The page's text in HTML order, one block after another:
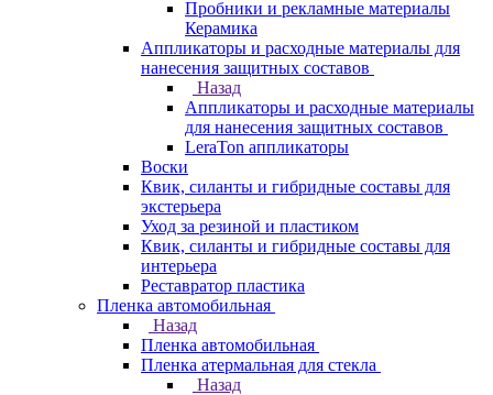
Пробники и рекламные материалы
Керамика
Аппликаторы и расходные материалы для
нанесения защитных составов
Назад
Аппликаторы и расходные материалы
для нанесения защитных составов
LeraTon аппликаторы
Воски
Квик, силанты и гибридные составы для
экстерьера
Уход за резиной и пластиком
Квик, силанты и гибридные составы для
интерьера
Реставратор пластика
Пленка автомобильная
Назад
Пленка автомобильная
Пленка атермальная для стекла
Назад